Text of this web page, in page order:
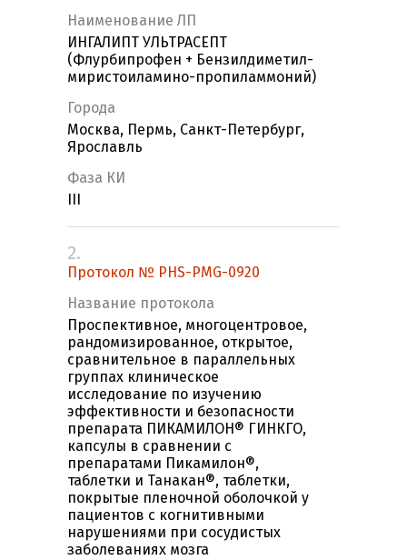
Наименование ЛП
ИНГАЛИПТ УЛЬТРАСЕПТ
(Флурбипрофен + Бензилдиметил-
миристоиламино-пропиламмоний)
Города
Москва, Пермь, Санкт-Петербург,
Ярославль
Фаза КИ
2.
Протокол № PHS-PMG-0920
Название протокола
Проспективное, многоцентровое,
рандомизированное, открытое,
сравнительное в параллельных
группах клиническое
исследование по изучению
эффективности и безопасности
препарата ПИКАМИЛОН® ГИНКГО,
капсулы в сравнении с
препаратами Пикамилон®,
таблетки и Танакан®, таблетки,
покрытые пленочной оболочкой у
пациентов с когнитивными
нарушениями при сосудистых
заболеваниях мозга